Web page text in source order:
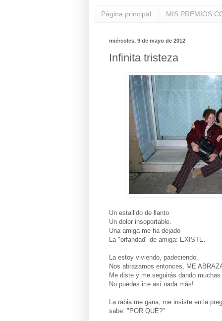
Página principal MIS PREMIOS
miércoles, 9 de mayo de 2012
Infinita tristeza
Un estallido de llanto
Un dolor insoportable.
Una amiga me ha dejado
La "orfandad" de amiga: EXISTE.
La estoy viviendo, padeciendo.
Nos abrazamos entonces, ME
Me diste y me seguirás dando
No puedes irte así nada más!
La rabia me gana, me insiste en la
sabe: "POR QUÉ?"